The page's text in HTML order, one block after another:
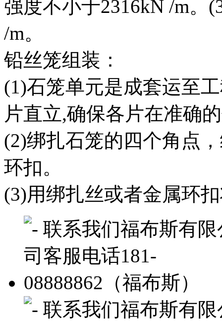
强度不小于2316kN /m。
/m。
铅丝笼组装：
(1)石笼单元是成套运至
片直立,确保各片在准确
(2)绑扎石笼的四个角点
环扣。
(3)用绑扎丝或者金属环